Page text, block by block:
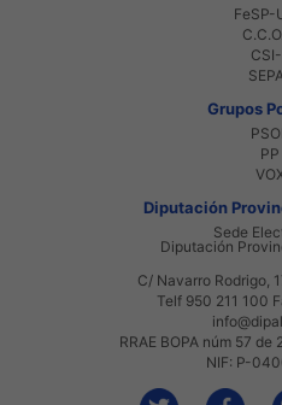
FeSP-
Grupos
PP
Diputación
Sede
Diputación
C/ Navarro Rodrigo,
Telf 950 211 100
RRAE BOPA núm 57
NIF: P-